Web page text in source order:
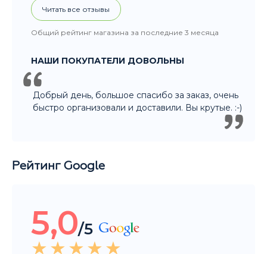
Читать все отзывы
Общий рейтинг магазина за последние 3 месяца
НАШИ ПОКУПАТЕЛИ ДОВОЛЬНЫ
Добрый день, большое спасибо за заказ, очень
быстро организовали и доставили. Вы крутые. :-)
Рейтинг Google
5,0/5